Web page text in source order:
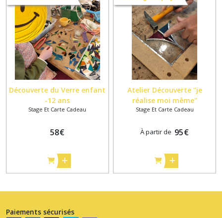
Découverte du Verre enfant
-12 ans
Stage Et Carte Cadeau
58€
Atelier Découverte "je
réalise moi même"
Stage Et Carte Cadeau
À partir de 95€
Paiements sécurisés